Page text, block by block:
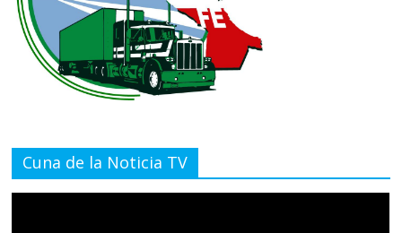
Cuna de la Noticia TV